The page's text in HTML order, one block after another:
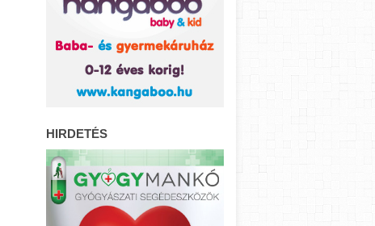
HIRDETÉS